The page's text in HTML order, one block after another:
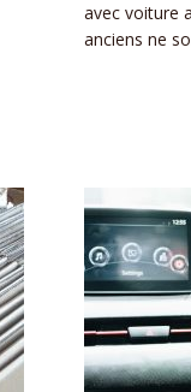
avec voiture
anciens ne